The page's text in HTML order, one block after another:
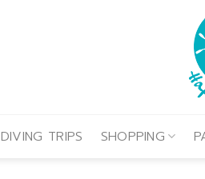
DIVING TRIPS SHOPPING